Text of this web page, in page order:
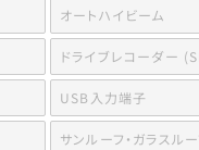
オートハイビーム
ドライブレコーダー
USB入力端子
サンルーフ・ガラスルー